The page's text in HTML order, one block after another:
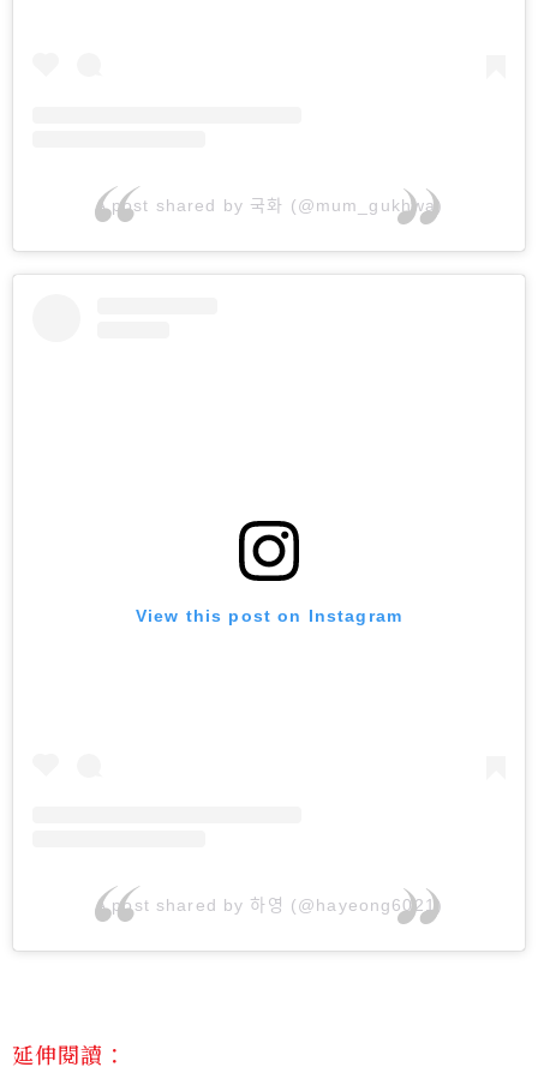
A post shared by 국화 (@mum_gukhwa)
View this post on Instagram
A post shared by 하영 (@hayeong6021)
延伸閱讀：